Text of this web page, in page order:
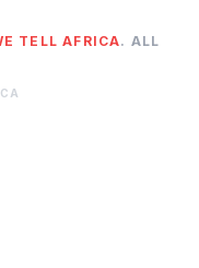
TELL AFRICA. ALL